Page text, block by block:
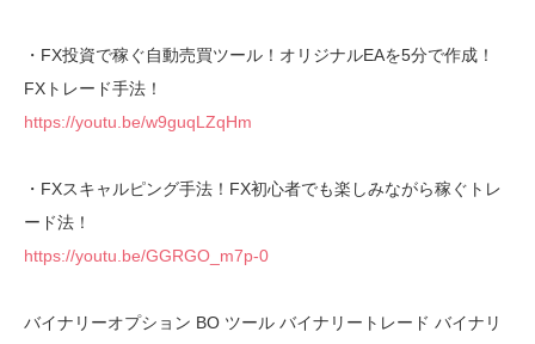
・FX投資で稼ぐ自動売買ツール！オリジナルEAを5分で作成！
FXトレード手法！
https://youtu.be/w9guqLZqHm
・FXスキャルピング手法！FX初心者でも楽しみながら稼ぐトレ
ード法！
https://youtu.be/GGRGO_m7p-0
バイナリーオプション BO ツール バイナリートレード バイナリ